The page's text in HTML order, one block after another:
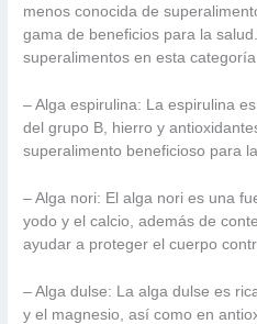
menos conocida de
gama de beneficios para la
superalimentos en esta
– Alga espirulina: La espirulina
del grupo B, hierro y
superalimento beneficioso para
– Alga nori: El alga nori es una
yodo y el calcio, además de
ayudar a proteger el cuerpo
– Alga dulse: La alga dulse es
y el magnesio, así como en